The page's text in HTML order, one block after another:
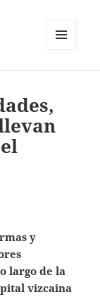
y
largo de la
vizcaina